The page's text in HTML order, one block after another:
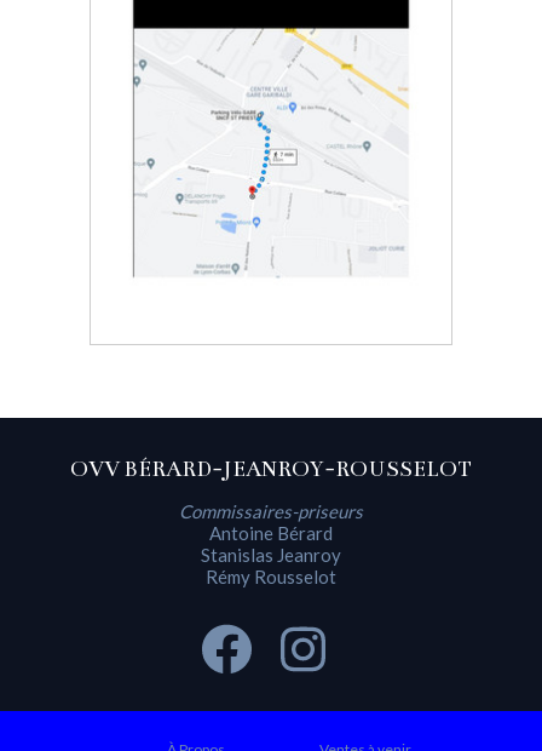
OVV BÉRARD-JEANROY-ROUSSELOT
Commissaires-priseurs
Antoine Bérard
Stanislas Jeanroy
Rémy Rousselot